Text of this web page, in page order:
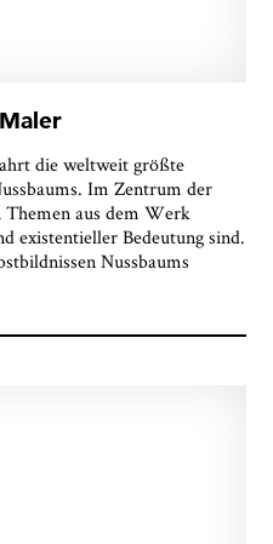
die weltweit größte
Im Zentrum der
Themen aus dem Werk
existentieller Bedeutung sind.
Nussbaums